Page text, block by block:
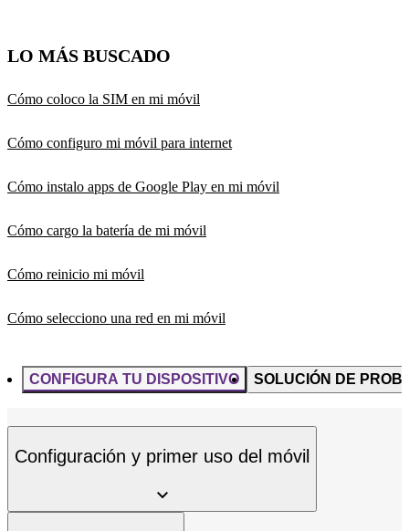
LO MÁS BUSCADO
Cómo coloco la SIM en mi móvil
Cómo configuro mi móvil para internet
Cómo instalo apps de Google Play en mi móvil
Cómo cargo la batería de mi móvil
Cómo reinicio mi móvil
Cómo selecciono una red en mi móvil
CONFIGURA TU DISPOSITIVO SOLUCIÓN DE
Configuración y primer uso del móvil